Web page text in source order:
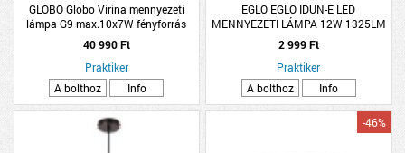
GLOBO Globo Virina mennyezeti
lámpa G9 max.10x7W fényforrás
nélküli IP20 39cm krómozott
40 990 Ft
Praktiker
A bolthoz
Info
EGLO EGLO IDUN-E LED
MENNYEZETI LÁMPA 12W 1325LM
4000K IP20 16CM FEKETE
2 999 Ft
Praktiker
A bolthoz
Info
-46%